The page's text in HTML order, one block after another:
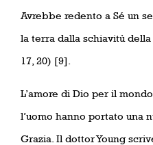
Avrebbe redento a Sé un
la terra dalla schiavitù della
17, 20) [9].
L’amore di Dio per il
l’uomo hanno portato una
Grazia. Il dottor Young